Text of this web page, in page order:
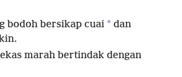
bodoh bersikap cuai * dan
marah bertindak dengan